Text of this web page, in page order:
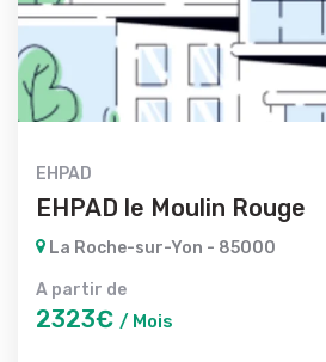
EHPAD
EHPAD le Moulin Rouge
La Roche-sur-Yon - 85000
A partir de
2323€ / Mois